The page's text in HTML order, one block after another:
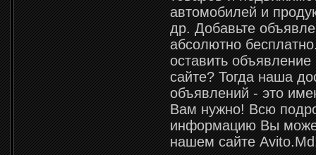
автомобилей и
др. Добавьте
абсолютно
оставить
сайте? Тогда наша
объявлений - это
Вам нужно! Всю
информацию Вы
нашем сайте